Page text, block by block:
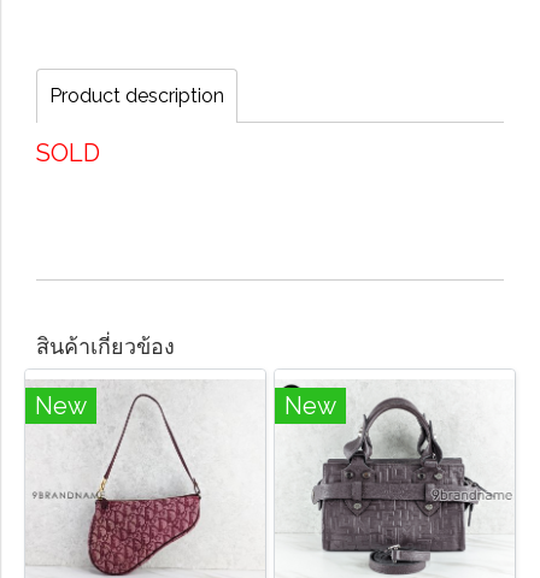
Product description
SOLD
สินค้าเกี่ยวข้อง
New New